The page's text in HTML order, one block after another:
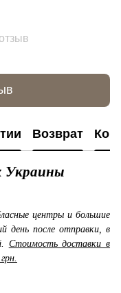
Возврат
Украины
центры и большие
день после отправки, в
Стоимость доставки в